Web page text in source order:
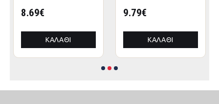
σκηνοθέτη σε χρώμα
56x44x80εκ.
8.69€
ΚΑΛΆΘΙ
έως 120kg χρώμα
9.79€
ΚΑΛΆΘΙ